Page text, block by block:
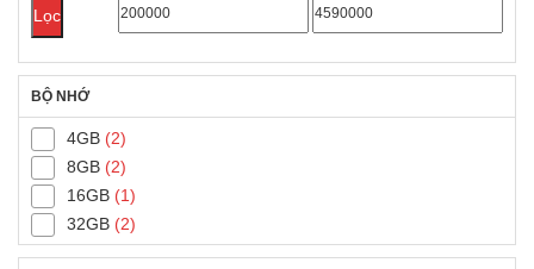
Giá
thiểu
Giá
đa
Lọc
BỘ NHỚ
4GB (2)
8GB (2)
16GB (1)
32GB (2)